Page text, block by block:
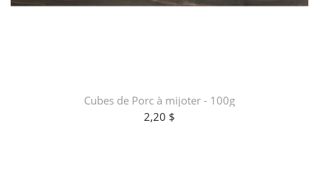
Cubes de Porc à mijoter - 100g
2,20 $